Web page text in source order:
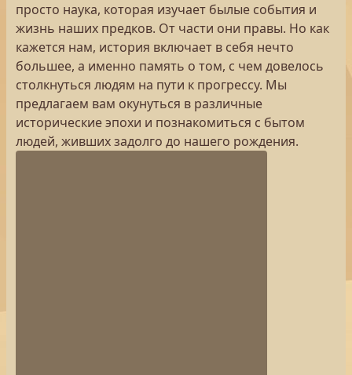
просто наука, которая изучает былые события и
жизнь наших предков. От части они правы. Но как
кажется нам, история включает в себя нечто
большее, а именно память о том, с чем довелось
столкнуться людям на пути к прогрессу. Мы
предлагаем вам окунуться в различные
исторические эпохи и познакомиться с бытом
людей, живших задолго до нашего рождения.